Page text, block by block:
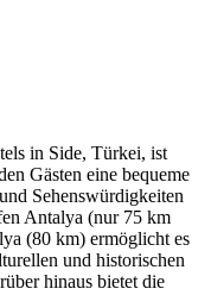
in Side, Türkei, ist
Gästen eine bequeme
Sehenswürdigkeiten
Antalya (nur 75 km
(80 km) ermöglicht es
und historischen
hinaus bietet die